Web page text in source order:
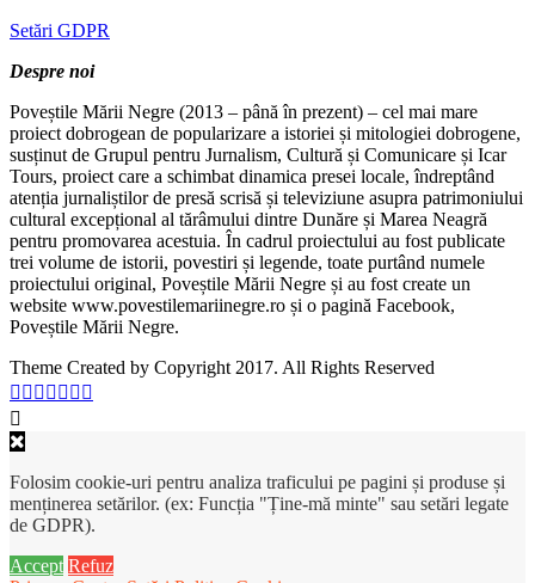
Setări GDPR
Despre noi
Poveștile Mării Negre (2013 – până în prezent) – cel mai mare
proiect dobrogean de popularizare a istoriei și mitologiei dobrogene,
susținut de Grupul pentru Jurnalism, Cultură și Comunicare și Icar
Tours, proiect care a schimbat dinamica presei locale, îndreptând
atenția jurnaliștilor de presă scrisă și televiziune asupra patrimoniului
cultural excepțional al tărâmului dintre Dunăre și Marea Neagră
pentru promovarea acestuia. În cadrul proiectului au fost publicate
trei volume de istorii, povestiri și legende, toate purtând numele
proiectului original, Poveștile Mării Negre și au fost create un
website www.povestilemariinegre.ro și o pagină Facebook,
Poveștile Mării Negre.
Theme Created by Copyright 2017. All Rights Reserved
Folosim cookie-uri pentru analiza traficului pe pagini și produse și
menținerea setărilor. (ex: Funcția "Ține-mă minte" sau setări legate
de GDPR).
Accept Refuz